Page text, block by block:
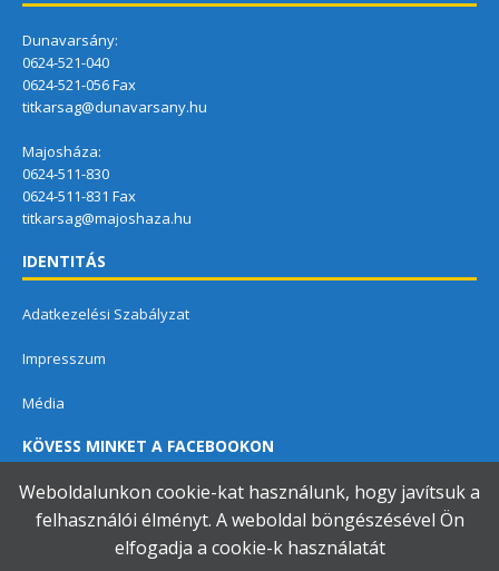
Dunavarsány:
0624-521-040
0624-521-056 Fax
titkarsag@dunavarsany.hu
Majosháza:
0624-511-830
0624-511-831 Fax
titkarsag@majoshaza.hu
IDENTITÁS
Adatkezelési Szabályzat
Impresszum
Média
KÖVESS MINKET A FACEBOOKON
Weboldalunkon cookie-kat használunk, hogy javítsuk a
felhasználói élményt. A weboldal böngészésével Ön
elfogadja a cookie-k használatát